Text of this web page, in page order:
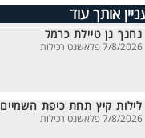
אותך עוד
נחנך גן טיילת כרמל
7/8/2026 פלאשנט רכילות
לילות קיץ תחת כיפת השמיים
7/8/2026 פלאשנט רכילות